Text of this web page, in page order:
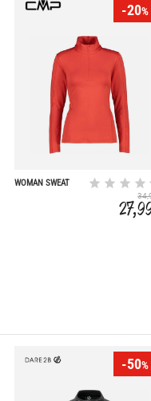
-20%
WOMAN SWEAT
-50%